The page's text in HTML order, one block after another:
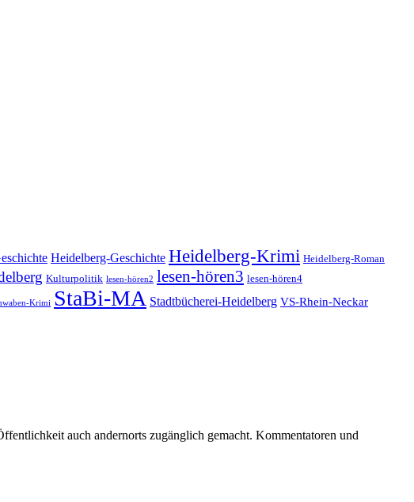
Heidelberg-Geschichte Heidelberg-Krimi Heidelberg-Roman
Kulturpolitik lesen-hören2 lesen-hören3 lesen-hören4
Krimi StaBi-MA Stadtbücherei-Heidelberg VS-Rhein-Neckar
auch andernorts zugänglich gemacht. Kommentatoren und